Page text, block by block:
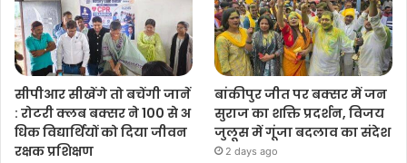
सीपीआर सीखेंगे तो बचेंगी जानें
: रोटरी क्लब बक्सर ने 100 से अ
धिक विद्यार्थियों को दिया जीवन
रक्षक प्रशिक्षण
बांकीपुर जीत पर बक्सर में जन
सुराज का शक्ति प्रदर्शन, विजय
जुलूस में गूंजा बदलाव का संदेश
2 days ago